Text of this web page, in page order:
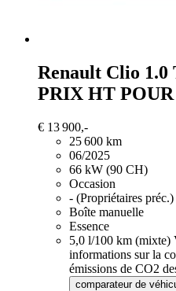
Renault Clio 1.0
PRIX HT
€ 13 900,-
25 600 km
06/2025
66 kW (90 CH)
Occasion
- (Propriétaires préc.)
Boîte manuelle
Essence
5,0 l/100 km (mixte)
informations sur la
émissions de CO2
comparateur de